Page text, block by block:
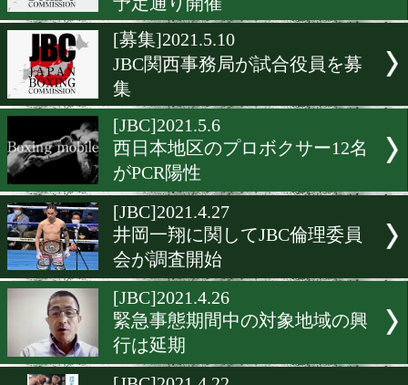
ドーピング疑惑の井岡一翔
ロ。
墨田区総合体育館の興行以
予定通り開催
[募集]2021.5.10
JBC関西事務局が試合役員
集
[JBC]2021.5.6
西日本地区のプロボクサー
がPCR陽性